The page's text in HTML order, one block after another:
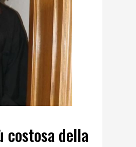
costosa della